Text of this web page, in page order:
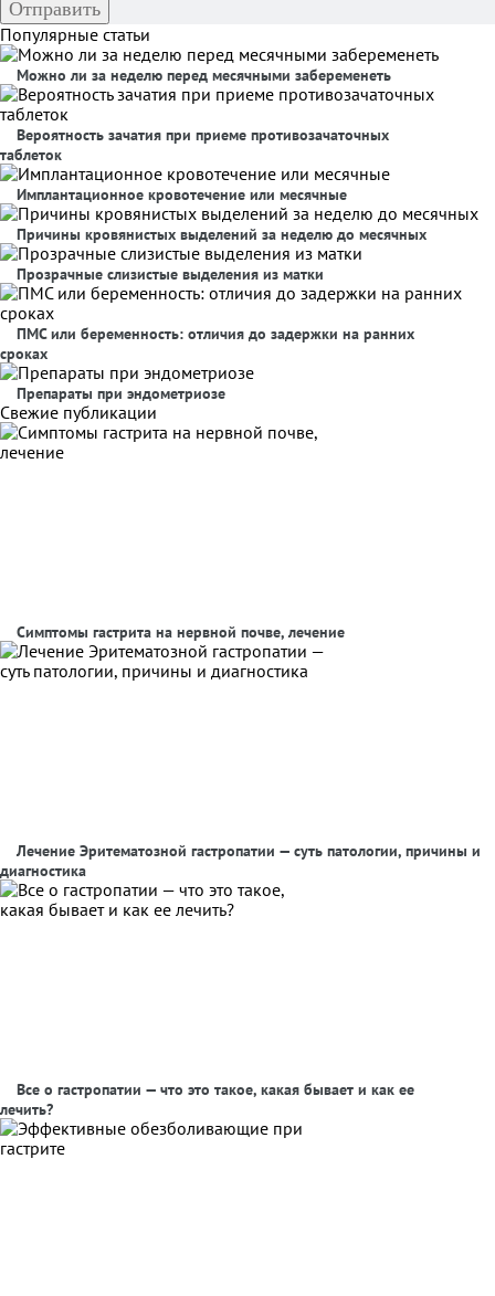
Популярные статьи
Можно ли за неделю перед месячными забеременеть
Вероятность зачатия при приеме противозачаточных
таблеток
Имплантационное кровотечение или месячные
Причины кровянистых выделений за неделю до месячных
Прозрачные слизистые выделения из матки
ПМС или беременность: отличия до задержки на ранних
сроках
Препараты при эндометриозе
Свежие публикации
Симптомы гастрита на нервной почве, лечение
Лечение Эритематозной гастропатии — суть патологии, причины и
диагностика
Все о гастропатии — что это такое, какая бывает и как ее
лечить?